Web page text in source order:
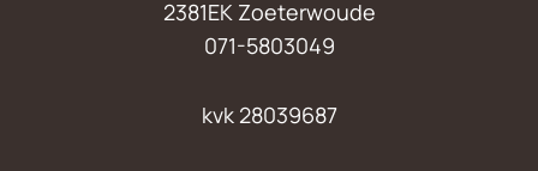
2381EK Zoeterwoude
071-5803049
kvk 28039687